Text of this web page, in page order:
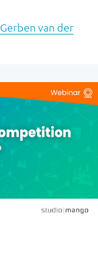
Gerben van der